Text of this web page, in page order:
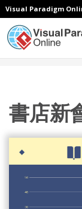
Visual Paradigm
書店新